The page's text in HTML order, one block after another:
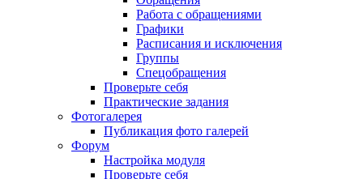
Работа с обращениями
Графики
Расписания и исключения
Группы
Спецобращения
Проверьте себя
Практические задания
Фотогалерея
Публикация фото галерей
Форум
Настройка модуля
Проверьте себя